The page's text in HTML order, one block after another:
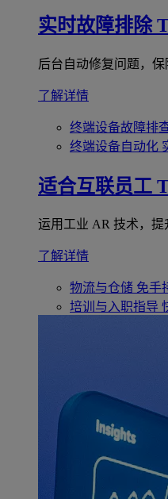
实时故障排除
后台自动修复问题，保
了解详情
终端设备故障排
终端设备自动化
适合互联员工
运用工业 AR 技术，提
了解详情
物流与仓储 免手
培训与入职指导